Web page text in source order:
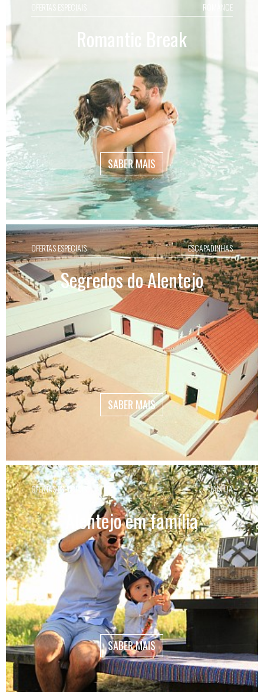
OFERTAS ESPECIAIS ROMANCE
Romantic Break
SABER MAIS
OFERTAS ESPECIAIS ESCAPADINHAS
Segredos do Alentejo
SABER MAIS
OFERTAS ESPECIAIS FAMÍLIA
Alentejo em família
SABER MAIS